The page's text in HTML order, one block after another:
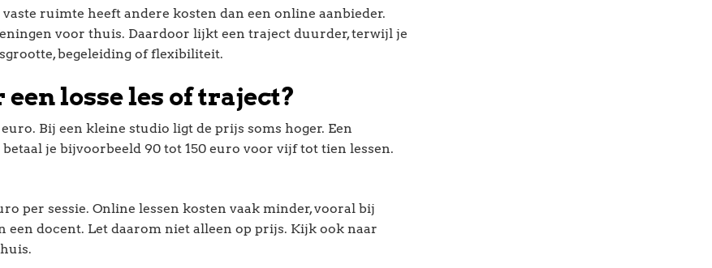
ruimte heeft andere kosten dan een online aanbieder.
voor thuis. Daardoor lijkt een traject duurder, terwijl je
begeleiding of flexibiliteit.
losse les of traject?
Bij een kleine studio ligt de prijs soms hoger. Een
je bijvoorbeeld 90 tot 150 euro voor vijf tot tien lessen.
per sessie. Online lessen kosten vaak minder, vooral bij
een docent. Let daarom niet alleen op prijs. Kijk ook naar